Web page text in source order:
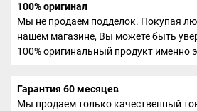
100% оригинал
Мы не продаем подделок. Покупая
нашем магазине, Вы можете быть
100% оригинальный продукт именно
Гарантия 60 месяцев
Мы продаем только качественный